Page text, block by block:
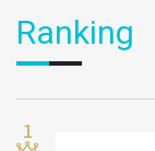
Ranking